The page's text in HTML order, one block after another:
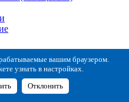
материалы
извещателей
вашим браузером.
узнать в настройках.
Отклонить